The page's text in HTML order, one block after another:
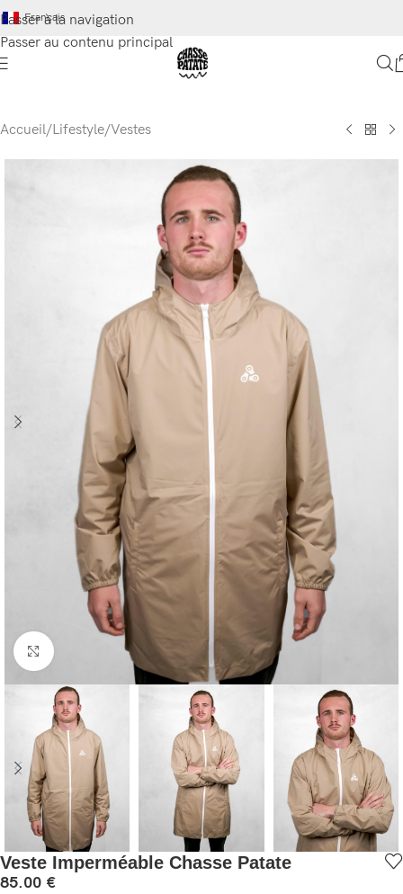
Passer à la navigation
Passer au contenu principal
Français
Accueil/Lifestyle/Vestes
Cliquez pour agrandir
Veste Imperméable Chasse Patate
85.00 €